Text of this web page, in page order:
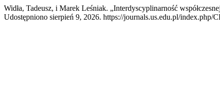
Widła, Tadeusz, i Marek Leśniak. „Interdyscyplinarność
Udostępniono sierpień 9, 2026. https://journals.us.edu.pl/